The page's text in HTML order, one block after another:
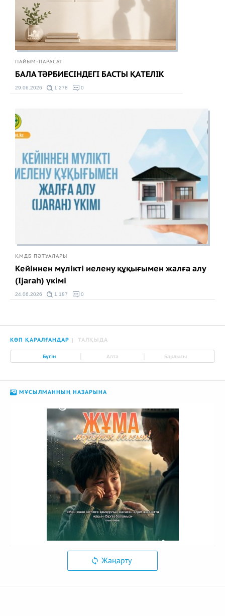
ПАЙЫМ-ПАРАСАТ
БАЛА ТӘРБИЕСІНДЕГІ БАСТЫ ҚАТЕЛІК
29.06.2026 1 278 0
ҚМДБ ПӘТУАЛАРЫ
Кейіннен мүлікті иелену құқығымен жалға алу
(Ijarah) үкімі
24.06.2026 1 187 0
КӨП ҚАРАЛҒАНДАР ТАЛҚЫДА
Бүгін Апта Барлығы
МҰСЫЛМАННЫҢ НАЗАРЫНА
Жаңарту